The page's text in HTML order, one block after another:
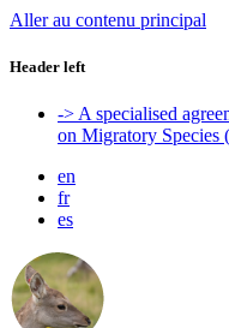
Aller au contenu principal
Header left
-> A specialised
on Migratory Species
en
fr
es